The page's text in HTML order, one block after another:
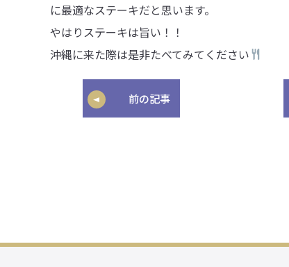
に最適なステーキだと思います。
やはりステーキは旨い！！
沖縄に来た際は是非たべてみてください
前の記事